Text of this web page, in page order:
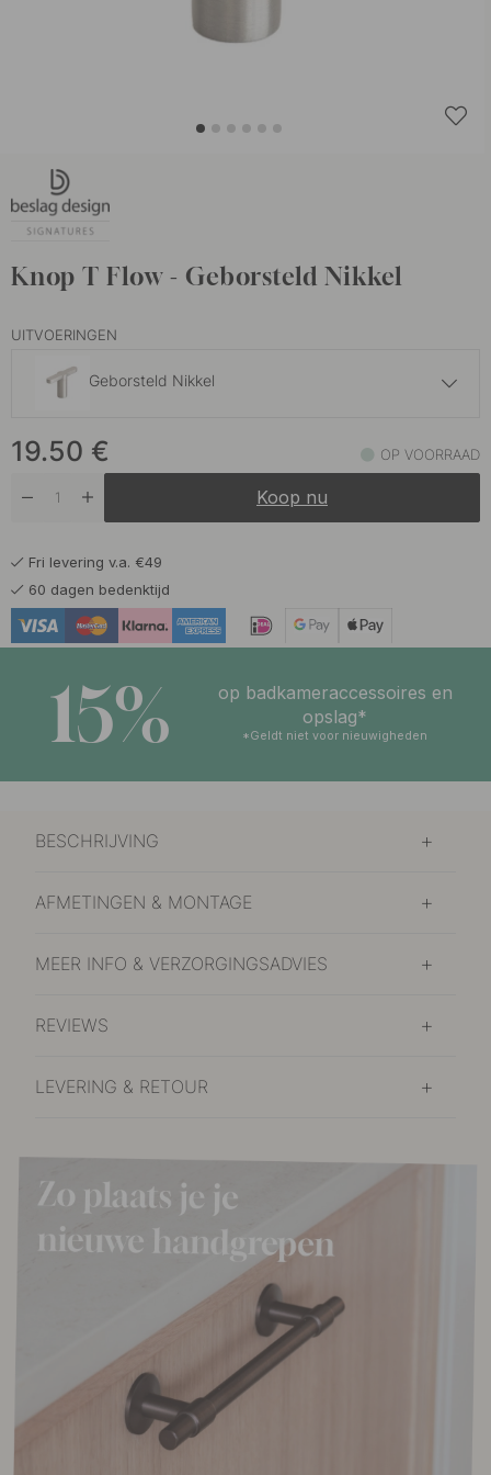
Knop T Flow - Geborsteld Nikkel
UITVOERINGEN
Geborsteld Nikkel
Gebronsd Messing Op voorraad
Gepolijst Chroom Op voorraad
Mat Zwart
19.50 € OP VOORRAAD
Koop nu
Fri levering v.a. €49
60 dagen bedenktijd
15%
op badkameraccessoires en
opslag*
*Geldt niet voor nieuwigheden
BESCHRIJVING
AFMETINGEN & MONTAGE
MEER INFO & VERZORGINGSADVIES
REVIEWS
LEVERING & RETOUR